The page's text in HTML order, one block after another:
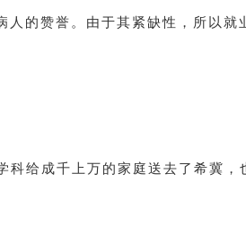
人的赞誉。由于其紧缺性，所以就
科给成千上万的家庭送去了希冀，